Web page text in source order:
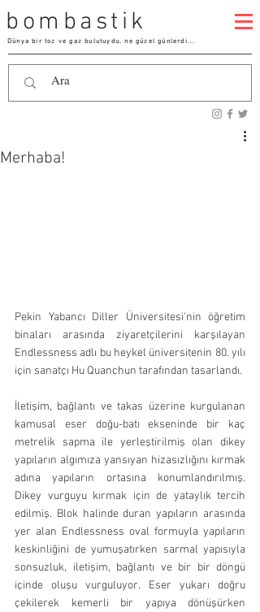
bombastik
Dünya bir toz ve gaz bulutuydu, ne güzel günlerdi...
Merhaba!
Pekin Yabancı Diller Üniversitesi'nin öğretim
binaları arasında ziyaretçilerini karşılayan
Endlessness adlı bu heykel üniversitenin 80. yılı
için sanatçı Hu Quanchun tarafından tasarlandı.
İletişim, bağlantı ve takas üzerine kurgulanan
kamusal eser doğu-batı ekseninde bir kaç
metrelik sapma ile yerleştirilmiş olan dikey
yapıların algımıza yansıyan hizasızlığını kırmak
adına yapıların ortasına konumlandırılmış.
Dikey vurguyu kırmak için de yataylık tercih
edilmiş. Blok halinde duran yapıların arasında
yer alan Endlessness oval formuyla yapıların
keskinliğini de yumuşatırken sarmal yapısıyla
sonsuzluk, iletişim, bağlantı ve bir bir döngü
içinde oluşu vurguluyor. Eser yukarı doğru
çekilerek kemerli bir yapıya dönüşürken